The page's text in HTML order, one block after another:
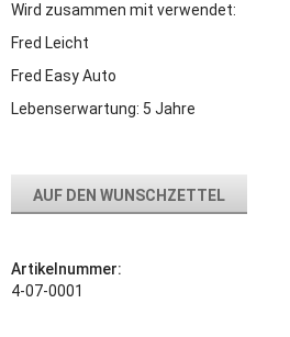
Wird zusammen mit verwendet:
Fred Leicht
Fred Easy Auto
Lebenserwartung: 5 Jahre
AUF DEN WUNSCHZETTEL
Artikelnummer:
4-07-0001